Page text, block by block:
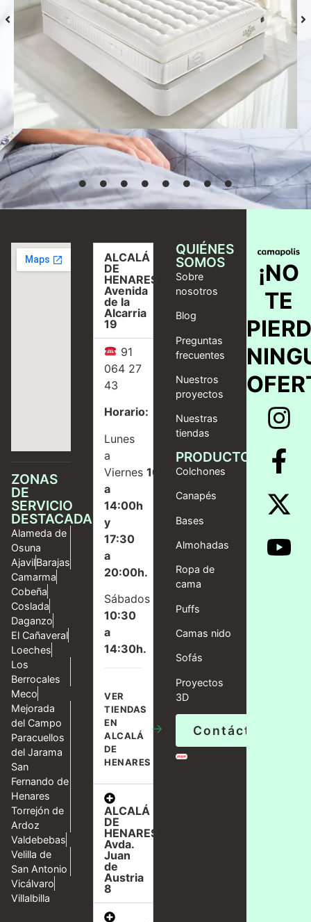
Colchón S-Grafeno Hannes
Desde 769,00 €
Seleccionar
opciones
ZONAS
DE
SERVICIO
DESTACADAS
Alameda de
Osuna
AjavilBarajas
Camarma
Cobeña
Coslada
Daganzo
El Cañaveral
Loeches
Los
Berrocales
Meco
Mejorada
del Campo
Paracuellos
del Jarama
San
Fernando de
Henares
Torrejón de
Ardoz
Valdebebas
Velilla de
San Antonio
Vicálvaro
Villalbilla
ALCALÁ
DE
HENARES,
Avenida
de la
Alcarria
19
91
064 27
43
Horario:
Lunes
a
Viernes10:00
a
14:00h
y
17:30
a
20:00h.
Sábados
10:30
a
14:30h.
VER
TIENDAS
EN
ALCALÁ
DE
HENARES
→
ALCALÁ
DE
HENARES,
Avda.
Juan
de
Austria
8
QUIÉNES
SOMOS
Sobre
nosotros
Blog
Preguntas
frecuentes
Nuestros
proyectos
Nuestras
tiendas
PRODUCTOS
Colchones
Canapés
Bases
Almohadas
Ropa de
cama
Puffs
Camas nido
Sofás
Proyectos
3D
Contáctanos
¡NO
TE